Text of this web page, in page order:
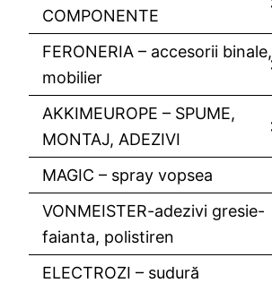
COMPONENTE
FERONERIA – accesorii binale,
mobilier
AKKIMEUROPE – SPUME,
MONTAJ, ADEZIVI
MAGIC – spray vopsea
VONMEISTER-adezivi gresie-
faianta, polistiren
ELECTROZI – sudură